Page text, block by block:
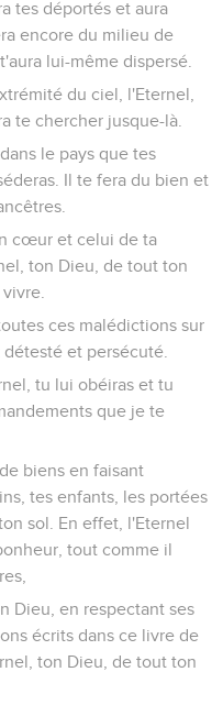
tes déportés et aura
encore du milieu de
lui-même dispersé.
du ciel, l'Eternel,
te chercher jusque-là.
le pays que tes
Il te fera du bien et
cœur et celui de ta
ton Dieu, de tout ton
ces malédictions sur
et persécuté.
tu lui obéiras et tu
que je te
biens en faisant
tes enfants, les portées
sol. En effet, l'Eternel
tout comme il
Dieu, en respectant ses
écrits dans ce livre de
ton Dieu, de tout ton